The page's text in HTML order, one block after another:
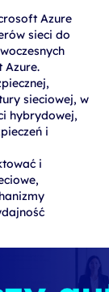
Azure
sieci do
Azure.
sieciowej, w
hybrydowej,
i
i